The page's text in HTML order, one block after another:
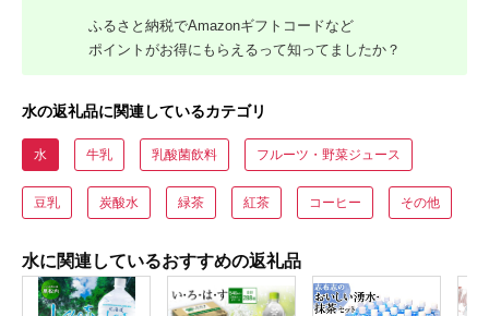
ふるさと納税でAmazonギフトコードなど
ポイントがお得にもらえるって知ってましたか？
水の返礼品に関連しているカテゴリ
水 牛乳 乳酸菌飲料 フルーツ・野菜ジュース
豆乳 炭酸水 緑茶 紅茶 コーヒー その他
水に関連しているおすすめの返礼品